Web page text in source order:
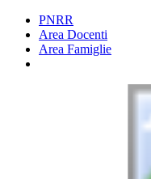
PNRR
Area Docenti
Area Famiglie